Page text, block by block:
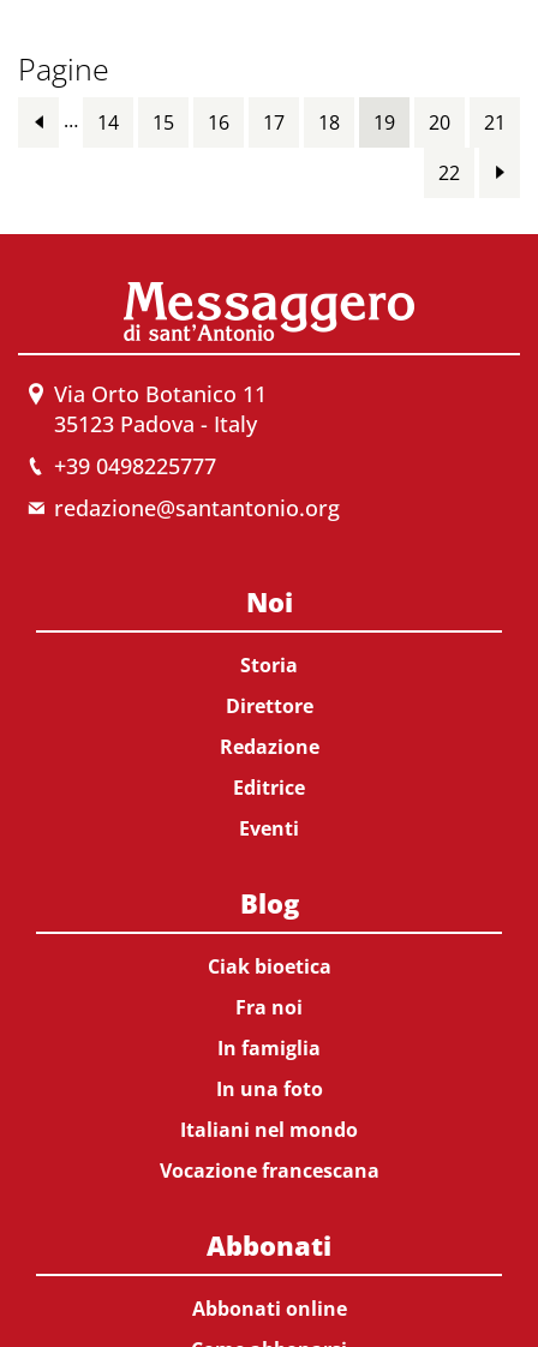
Pagine
… 14 15 16 17 18 19 20
21
22
Via Orto Botanico 11
35123 Padova - Italy
+39 0498225777
redazione@santantonio.org
Noi
Storia
Direttore
Redazione
Editrice
Eventi
Blog
Ciak bioetica
Fra noi
In famiglia
In una foto
Italiani nel mondo
Vocazione francescana
Abbonati
Abbonati online